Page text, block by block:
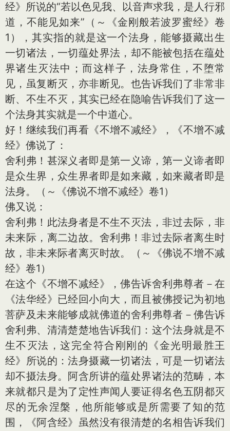
经》所说的“若以色见我、以音声求我，是人行邪
道，不能见如来”（～《金刚般若波罗蜜经》卷
1），其实指的就是这一个法身，能够摄藏出生
一切诸法，一切蕴处界法，却不能被包括在蕴处
界诸生灭法中；而这样子，法身常住，不堕常
见，虽复断灭，亦非断见。也告诉我们了非常非
断、不生不灭，其实已经在隐喻告诉我们了这一
个法身其实就是一个中道心。
好！继续我们再看《不增不减经》，《不增不减
经》佛说了：
舍利弗！甚深义者即是第一义谛，第一义谛者即
是众生界，众生界者即是如来藏，如来藏者即是
法身。（～《佛说不增不减经》卷1）
佛又说：
舍利弗！此法身者是不生不灭法，非过去际，非
未来际，离二边故。舍利弗！非过去际者离生时
故，非未来际者离灭时故。（～《佛说不增不减
经》卷1）
在这个《不增不减经》，佛告诉舍利弗尊者－在
《法华经》已经回小向大，而且被佛授记为初地
菩萨及未来能够成就佛道的舍利弗尊者－佛告诉
舍利弗、清清楚楚地告诉我们：这个法身就是不
生不灭法，这完全符合刚刚的《金光明最胜王
经》所说的：法身摄藏一切诸法，可是一切诸法
却不摄法身。阿含所讲的蕴处界诸法的范畴，本
来就都只是为了定性声闻人要证得名色五阴都灭
尽的无余涅槃，他所能够或是所需要了知的范
围，《阿含经》虽然没有很清楚的名相告诉我们